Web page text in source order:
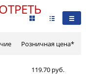
Розничная цена*
119.70 руб.